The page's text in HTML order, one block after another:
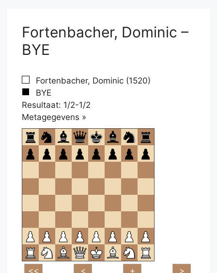
Fortenbacher, Dominic –
BYE
Fortenbacher, Dominic (1520)
BYE
Resultaat: 1/2-1/2
Metagegevens »
om
te
openen.